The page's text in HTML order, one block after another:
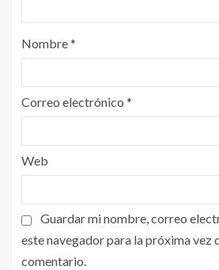
Nombre*
Correo electrónico *
Web
Guardar mi nombre, correo
este navegador para la próxima vez
comentario.